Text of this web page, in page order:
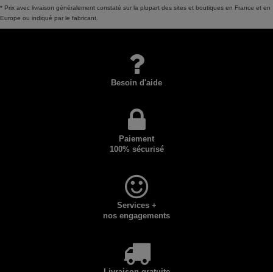
* Prix avec livraison généralement constaté sur la plupart des sites et boutiques en France et en
Europe ou indiqué par le fabricant.
Besoin d'aide
Paiement
100% sécurisé
Services +
nos engagements